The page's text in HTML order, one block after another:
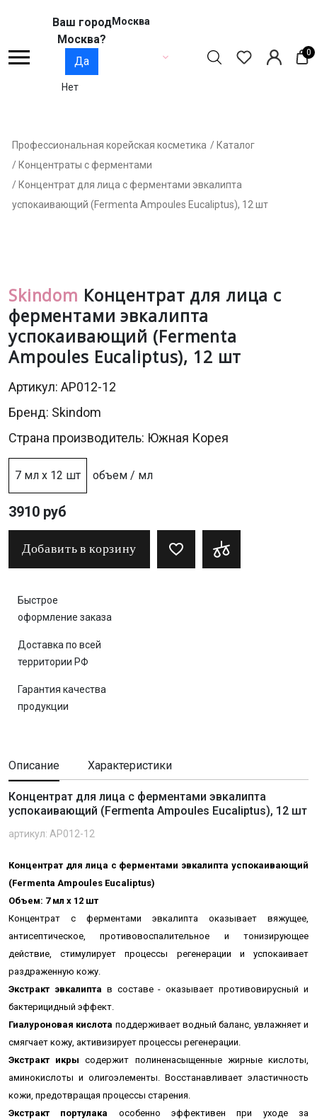
Ваш город
Москва?
Да
Нет
Москва
0
Профессиональная корейская косметика / Каталог
/ Концентраты с ферментами
/ Концентрат для лица с ферментами эвкалипта
успокаивающий (Fermenta Ampoules Eucaliptus), 12 шт
Skindom Концентрат для лица с
ферментами эвкалипта
успокаивающий (Fermenta
Ampoules Eucaliptus), 12 шт
Артикул: AP012-12
Бренд: Skindom
Страна производитель: Южная Корея
7 мл х 12 шт объем / мл
3910 руб
Добавить в корзину
Быстрое
оформление заказа
Доставка по всей
территории РФ
Гарантия качества
продукции
Описание Характеристики
Концентрат для лица с ферментами эвкалипта
успокаивающий (Fermenta Ampoules Eucaliptus), 12 шт
артикул: AP012-12
Концентрат для лица с ферментами эвкалипта успокаивающий
(Fermenta Ampoules Eucaliptus)
Объем: 7 мл х 12 шт
Концентрат с ферментами эвкалипта оказывает вяжущее,
антисептическое, противовоспалительное и тонизирующее
действие, стимулирует процессы регенерации и успокаивает
раздраженную кожу.
Экстракт эвкалипта в составе -оказывает противовирусный и
бактерицидный эффект.
Гиалуроновая кислота поддерживает водный баланс, увлажняет и
смягчает кожу, активизирует процессы регенерации.
Экстракт икры содержит полиненасыщенные жирные кислоты,
аминокислоты и олигоэлементы. Восстанавливает эластичность
кожи, предотвращая процессы старения.
Экстракт портулака особенно эффективен при уходе за